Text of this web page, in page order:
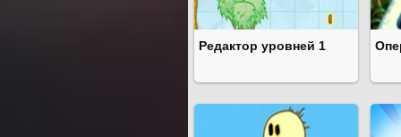
Редактор уровней 1